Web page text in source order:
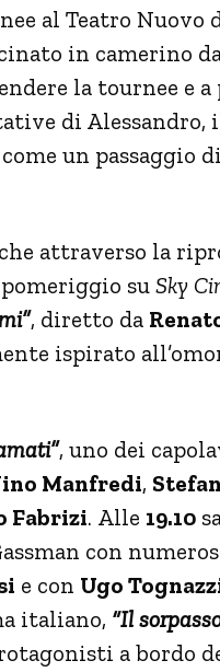
al Teatro
in camerino
la tournee e
di Alessandro,
un passaggio
attraverso la
su Sky
, diretto da
ispirato
, uno dei
Manfredi,
Fabrizi. Alle 19.10
con
e con Ugo
italiano, “Il
a bordo